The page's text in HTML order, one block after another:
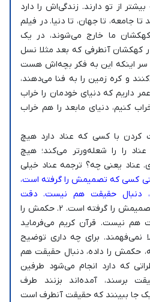
از تو دارند. زندگی‌اش را دارد
جامعه، تا جهان، تا دنیا. در فیلم
کهکشان ما خارج می‌شوند، در یک
کهکشان آنطرفی که بعد مثلا نسل
سر اینکه این به فکر بچه‌اش هست
و کره زمین را به فنا می‌دهند،
داریم که دنیای خودمان را خراب
کنیم، دنیای مابعد را هم خراب
کردن با کسی که عناد دارد هیچ
را را شعله‌ورتر می‌کند؛ هیچ
عناد یعنی چه؟ ترجمه عناد خیلی
کسی که تصمیمش را گرفته است،
دنبال حقیقت هم نیست. دقت
سه تا گزینه دارد: 1. تصمیمش را گرفته است. 2. حکمش را
حقیقت هم نیست. قرآن کریم می‌فرماید
نمی‌فهمند. برای چه داری توضیح
حکمش را داده، دنبال حقیقت هم
مناظراتی که دارد انجام می‌شود طرفین
برسند، آمده‌اند بزنند طرف
یک جا ببینند که حقیقت آنطرف است